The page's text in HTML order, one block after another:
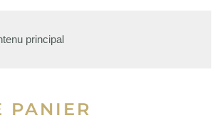
principal
PANIER